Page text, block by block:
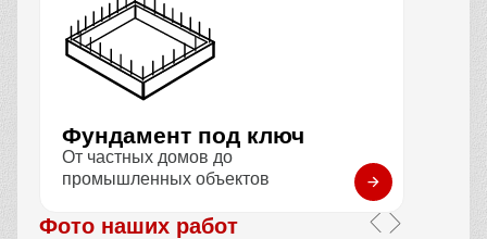
Фундамент под ключ
От частных домов до
промышленных объектов
Фото наших работ